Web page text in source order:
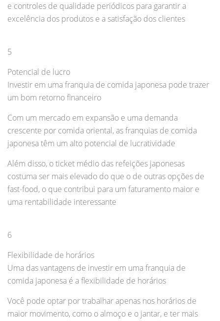
e controles de qualidade periódicos para garantir a
excelência dos produtos e a satisfação dos clientes
5
Potencial de lucro
Investir em uma franquia de comida japonesa pode trazer
um bom retorno financeiro
Com um mercado em expansão e uma demanda
crescente por comida oriental, as franquias de comida
japonesa têm um alto potencial de lucratividade
Além disso, o ticket médio das refeições japonesas
costuma ser mais elevado do que o de outras opções de
fast-food, o que contribui para um faturamento maior e
uma rentabilidade interessante
6
Flexibilidade de horários
Uma das vantagens de investir em uma franquia de
comida japonesa é a flexibilidade de horários
Você pode optar por trabalhar apenas nos horários de
maior movimento, como o almoço e o jantar, e ter mais